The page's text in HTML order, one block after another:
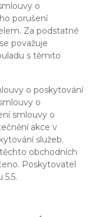
o
porušení
Za podstatné
považuje
s těmito
o poskytování
o
smlouvy o
akce v
služeb.
obchodních
Poskytovatel